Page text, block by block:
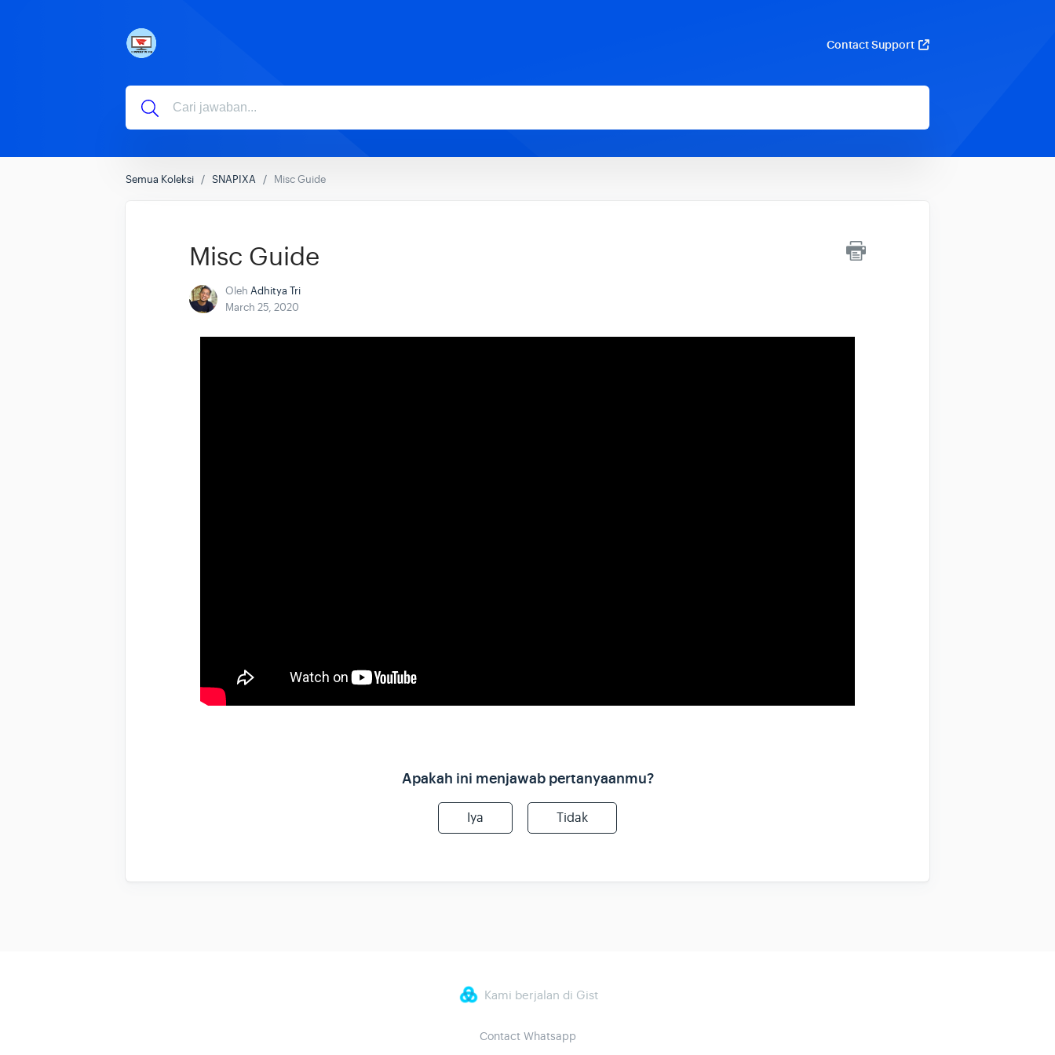
Contact Support
Semua Koleksi SNAPIXA Misc Guide
Misc Guide
Oleh Adhitya Tri
March 25, 2020
Apakah ini menjawab pertanyaanmu?
Iya Tidak
Kami berjalan di Gist
Contact Whatsapp